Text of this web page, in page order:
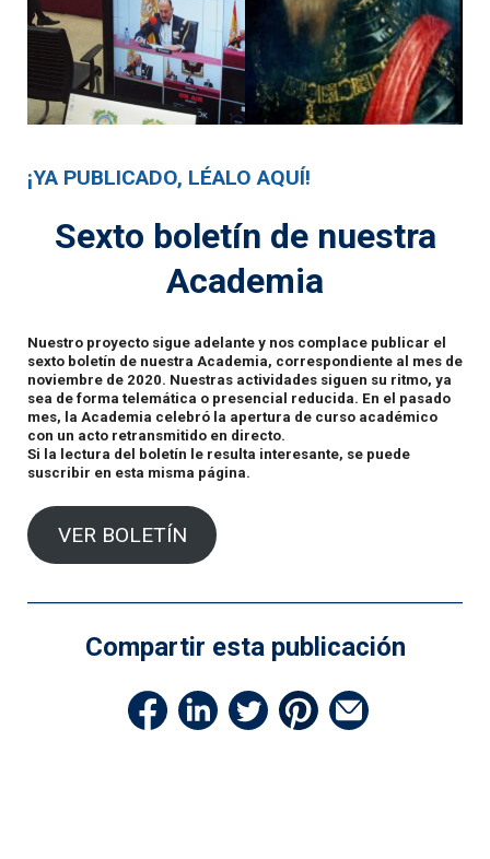
¡YA PUBLICADO, LÉALO AQUÍ!
Sexto boletín de nuestra
Academia
Nuestro proyecto sigue adelante y nos complace publicar el
sexto boletín de nuestra Academia, correspondiente al mes de
noviembre de 2020. Nuestras actividades siguen su ritmo, ya
sea de forma telemática o presencial reducida. En el pasado
mes, la Academia celebró la apertura de curso académico
con un acto retransmitido en directo.
Si la lectura del boletín le resulta interesante, se puede
suscribir en esta misma página.
VER BOLETÍN
Compartir esta publicación